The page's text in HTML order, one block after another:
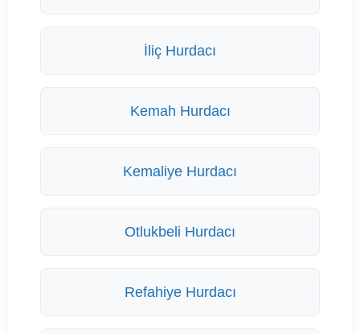
İliç Hurdacı
Kemah Hurdacı
Kemaliye Hurdacı
Otlukbeli Hurdacı
Refahiye Hurdacı